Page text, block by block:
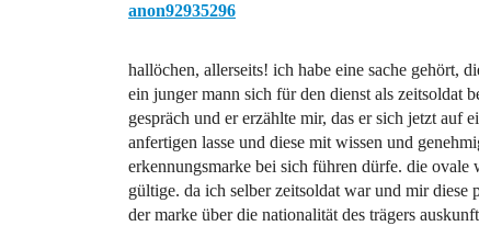
anon92935296
hallöchen, allerseits! ich habe eine sache gehört,
ein junger mann sich für den dienst als zeitsoldat
gespräch und er erzählte mir, das er sich jetzt auf
anfertigen lasse und diese mit wissen und
erkennungsmarke bei sich führen dürfe. die
gültige. da ich selber zeitsoldat war und mir
der marke über die nationalität des trägers